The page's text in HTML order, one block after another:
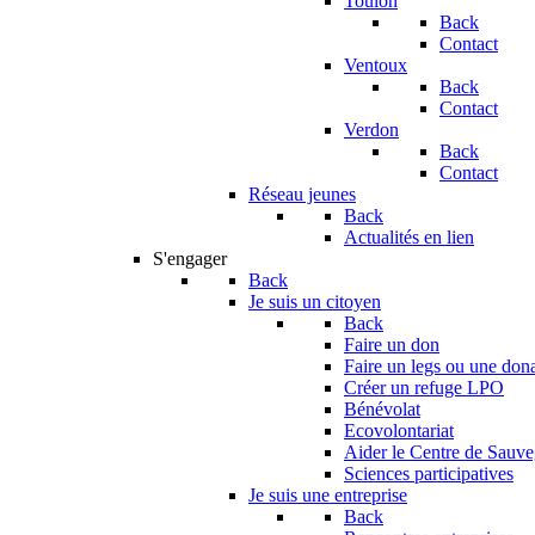
Back
Contact
Ventoux
Back
Contact
Verdon
Back
Contact
Réseau jeunes
Back
Actualités en lien
S'engager
Back
Je suis un citoyen
Back
Faire un don
Faire un legs ou une
Créer un refuge LPO
Bénévolat
Ecovolontariat
Aider le Centre de
Sciences participatives
Je suis une entreprise
Back